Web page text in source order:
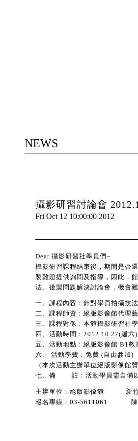
NEWS
攝影研習討論會
Fri Oct 12 10:00:00 2012
Dear 攝影研習社學員們~
攝影研習課程結束後，期間是否
製難題提供詢問及指導，因此，
法、後製問題解決討論會，機會
一、課程內容：針對學員拍攝技
二、課程師資：絕版影像館代理
三、課程對像：本館攝影研習社
四、活動時間：2012.10.27(週
五、活動地點：絕版影像館 B1
六、 活動學費：免費 (自由參加)
（本次活動主辦單位絕版影像館贊
七、備 註：活動學員需自備以
主辨單位：絕版影像館 新竹
報名專線：03-5611061 陳